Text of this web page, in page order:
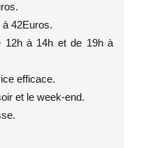
42Euros.
12h à 14h et de 19h à
efficace.
et le week-end.